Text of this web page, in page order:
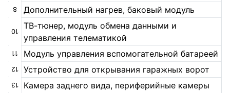
8 Дополнительный нагрев, баковый модуль
10
ТВ-тюнер, модуль обмена данными и
управления телематикой
11 Модуль управления вспомогательной батареей
12 Устройство для открывания гаражных ворот
13 Камера заднего вида, периферийные камеры